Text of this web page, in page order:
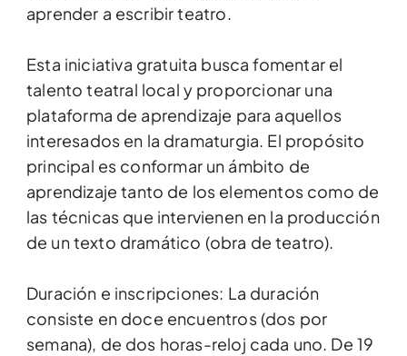
aprender a escribir teatro.
Esta iniciativa gratuita busca fomentar el
talento teatral local y proporcionar una
plataforma de aprendizaje para aquellos
interesados en la dramaturgia. El propósito
principal es conformar un ámbito de
aprendizaje tanto de los elementos como de
las técnicas que intervienen en la producción
de un texto dramático (obra de teatro).
Duración e inscripciones: La duración
consiste en doce encuentros (dos por
semana), de dos horas-reloj cada uno. De 19